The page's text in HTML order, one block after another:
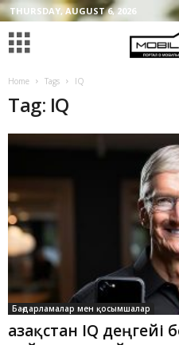
THURSDAY, AUGUST 6, 2026
Home Tags IQ
Tag: IQ
Бағдарламалар мен қосымшалар
Қазақстан IQ